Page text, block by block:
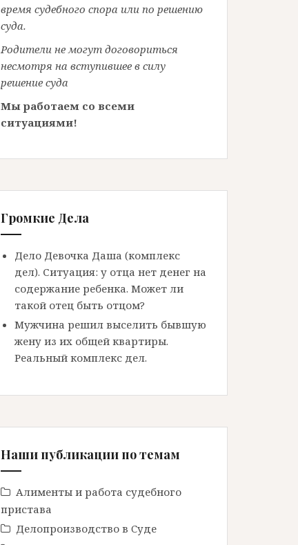
время судебного спора или по решению
суда.
Родители не могут договориться
несмотря на вступившее в силу
решение суда
Мы работаем со всеми
ситуациями!
Громкие Дела
Дело Девочка Даша (комплекс
дел). Ситуация: у отца нет денег на
содержание ребенка. Может ли
такой отец быть отцом?
Мужчина решил выселить бывшую
жену из их общей квартиры.
Реальный комплекс дел.
Наши публикации по темам
Алименты и работа судебного
пристава
Делопроизводство в Cуде